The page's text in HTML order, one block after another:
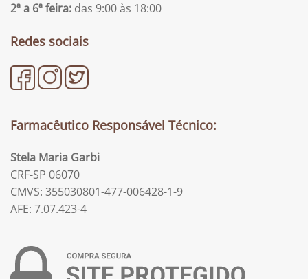
2ª a 6ª feira: das 9:00 às 18:00
Redes sociais
Farmacêutico Responsável Técnico:
Stela Maria Garbi
CRF-SP 06070
CMVS: 355030801-477-006428-1-9
AFE: 7.07.423-4